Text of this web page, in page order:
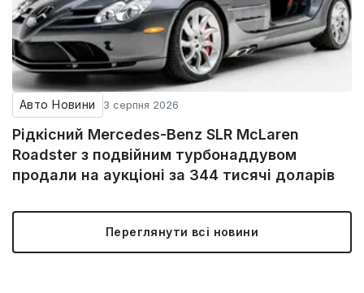
Авто Новини 3 серпня 2026
Рідкісний Mercedes-Benz SLR McLaren
Roadster з подвійним турбонаддувом
продали на аукціоні за 344 тисячі доларів
Переглянути всі новини